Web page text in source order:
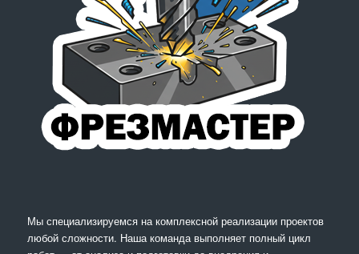
Мы специализируемся на комплексной реализации проектов
любой сложности. Наша команда выполняет полный цикл